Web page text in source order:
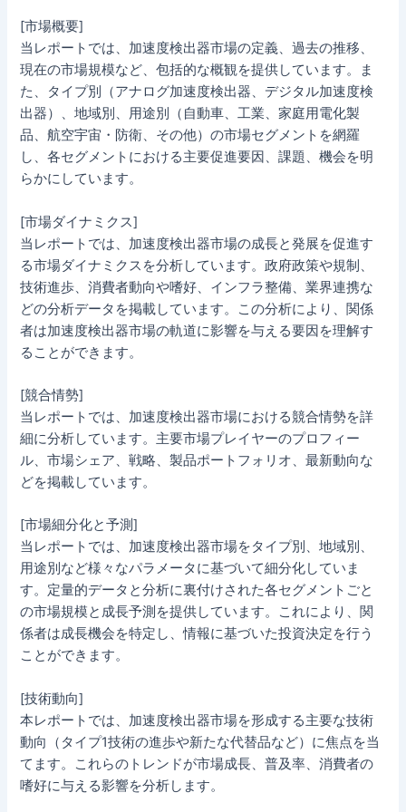
[市場概要]
当レポートでは、加速度検出器市場の定義、過去の推移、
現在の市場規模など、包括的な概観を提供しています。ま
た、タイプ別（アナログ加速度検出器、デジタル加速度検
出器）、地域別、用途別（自動車、工業、家庭用電化製
品、航空宇宙・防衛、その他）の市場セグメントを網羅
し、各セグメントにおける主要促進要因、課題、機会を明
らかにしています。
[市場ダイナミクス]
当レポートでは、加速度検出器市場の成長と発展を促進す
る市場ダイナミクスを分析しています。政府政策や規制、
技術進歩、消費者動向や嗜好、インフラ整備、業界連携な
どの分析データを掲載しています。この分析により、関係
者は加速度検出器市場の軌道に影響を与える要因を理解す
ることができます。
[競合情勢]
当レポートでは、加速度検出器市場における競合情勢を詳
細に分析しています。主要市場プレイヤーのプロフィー
ル、市場シェア、戦略、製品ポートフォリオ、最新動向な
どを掲載しています。
[市場細分化と予測]
当レポートでは、加速度検出器市場をタイプ別、地域別、
用途別など様々なパラメータに基づいて細分化していま
す。定量的データと分析に裏付けされた各セグメントごと
の市場規模と成長予測を提供しています。これにより、関
係者は成長機会を特定し、情報に基づいた投資決定を行う
ことができます。
[技術動向]
本レポートでは、加速度検出器市場を形成する主要な技術
動向（タイプ1技術の進歩や新たな代替品など）に焦点を当
てます。これらのトレンドが市場成長、普及率、消費者の
嗜好に与える影響を分析します。